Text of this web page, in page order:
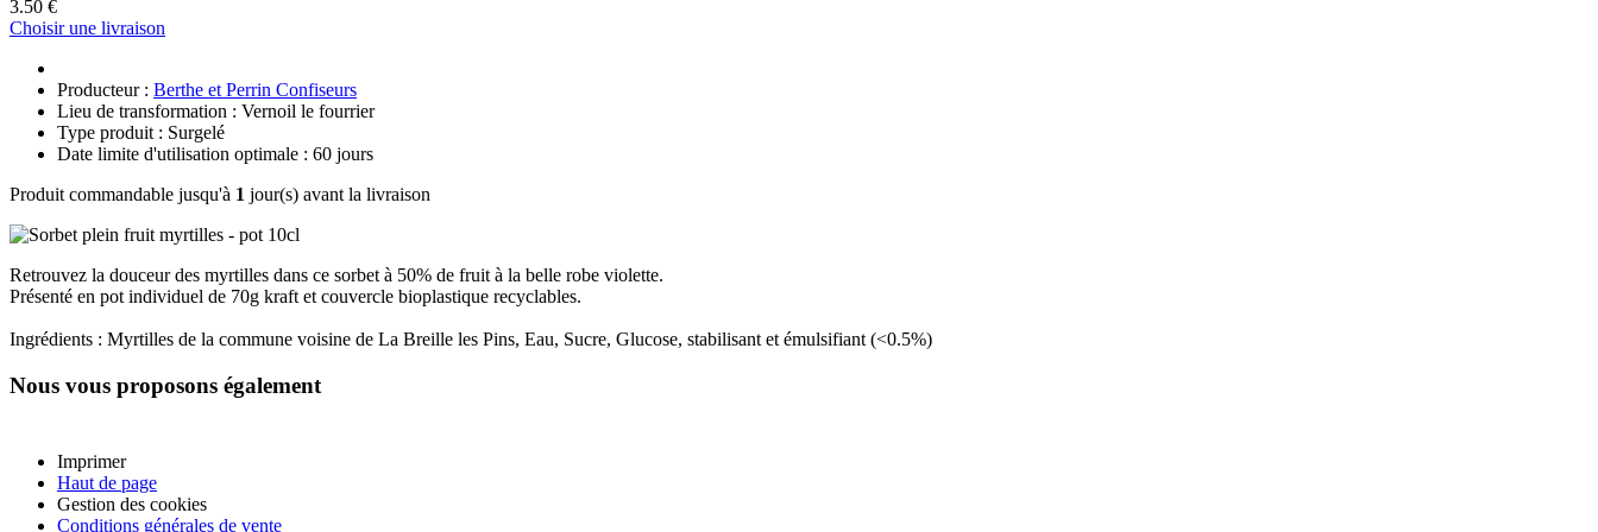
3.50 €
Choisir une livraison
Producteur : Berthe et Perrin Confiseurs
Lieu de transformation : Vernoil le fourrier
Type produit : Surgelé
Date limite d'utilisation optimale : 60 jours
Produit commandable jusqu'à 1 jour(s) avant la livraison
Retrouvez la douceur des myrtilles dans ce sorbet à 50% de fruit à la belle robe violette.
Présenté en pot individuel de 70g kraft et couvercle bioplastique recyclables.
Ingrédients : Myrtilles de la commune voisine de La Breille les Pins, Eau, Sucre, Glucose, stabilisant et émulsifiant (<0.5%)
Nous vous proposons également
Imprimer
Haut de page
Gestion des cookies
Conditions générales de vente